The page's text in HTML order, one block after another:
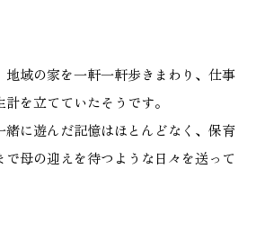
地域の家を一軒一軒歩きまわり、仕事
を立てていたそうです。
緒に遊んだ記憶はほとんどなく、保育
で母の迎えを待つような日々を送って